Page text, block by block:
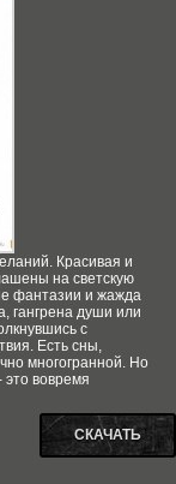
Красивая и
на светскую
фантазии и жажда
гангрена души или
с
Есть сны,
многогранной. Но
это вовремя
СКАЧАТЬ